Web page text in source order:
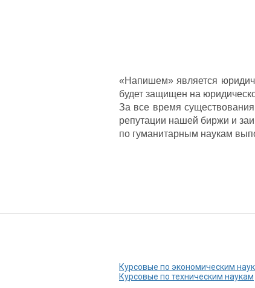
«Напишем» является
будет защищен на
За все время
репутации нашей биржи и
по гуманитарным наукам
Курсовые по экономическим
Курсовые по техническим наукам